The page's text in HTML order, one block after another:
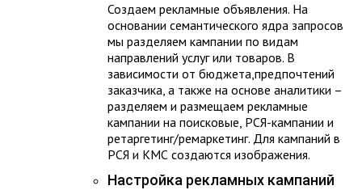
Создаем рекламные объявления. На
основании семантического ядра запросов
мы разделяем кампании по видам
направлений услуг или товаров. В
зависимости от бюджета,предпочтений
заказчика, а также на основе аналитики –
разделяем и размещаем рекламные
кампании на поисковые, РСЯ-кампании и
ретаргетинг/ремаркетинг. Для кампаний в
РСЯ и КМС создаются изображения.
Настройка рекламных кампаний